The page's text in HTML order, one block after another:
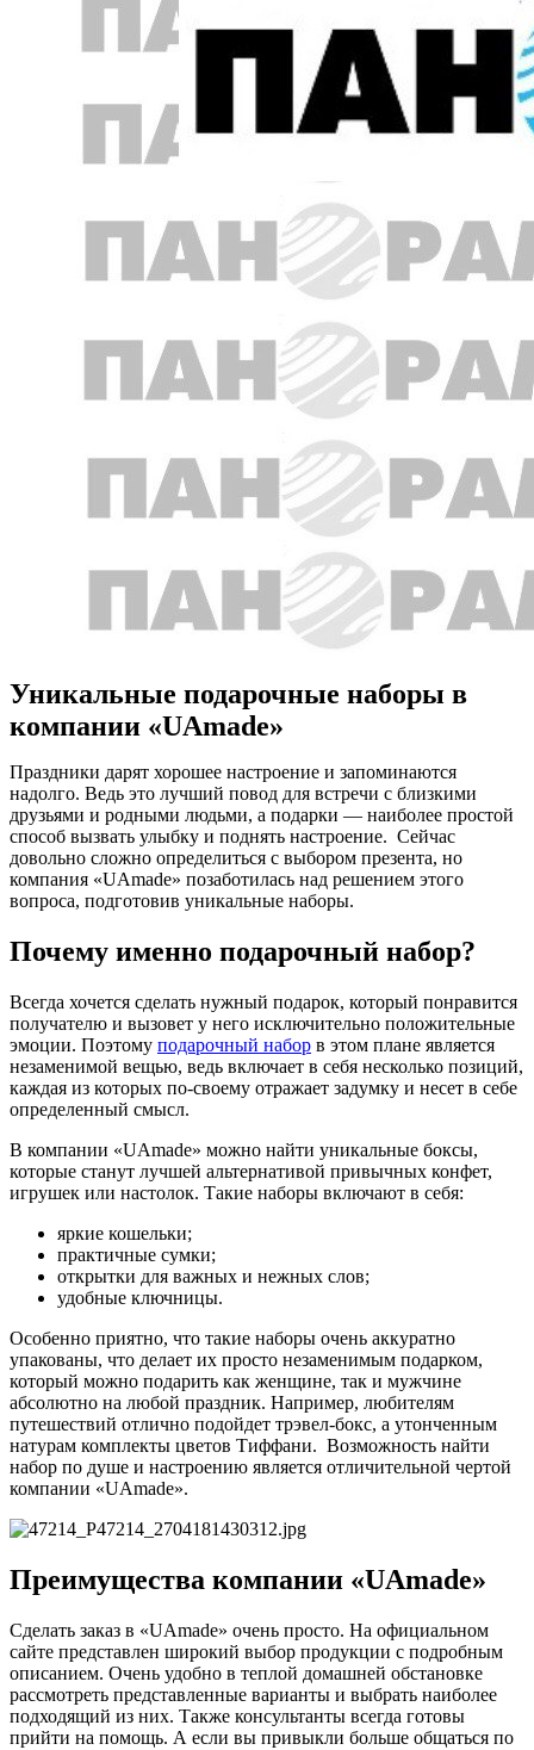
Уникальные подарочные наборы в
компании «UAmade»
Праздники дарят хорошее настроение и запоминаются
надолго. Ведь это лучший повод для встречи с близкими
друзьями и родными людьми, а подарки — наиболее простой
способ вызвать улыбку и поднять настроение. Сейчас
довольно сложно определиться с выбором презента, но
компания «UAmade» позаботилась над решением этого
вопроса, подготовив уникальные наборы.
Почему именно подарочный набор?
Всегда хочется сделать нужный подарок, который понравится
получателю и вызовет у него исключительно положительные
эмоции. Поэтому подарочный набор в этом плане является
незаменимой вещью, ведь включает в себя несколько позиций,
каждая из которых по-своему отражает задумку и несет в себе
определенный смысл.
В компании «UAmade» можно найти уникальные боксы,
которые станут лучшей альтернативой привычных конфет,
игрушек или настолок. Такие наборы включают в себя:
яркие кошельки;
практичные сумки;
открытки для важных и нежных слов;
удобные ключницы.
Особенно приятно, что такие наборы очень аккуратно
упакованы, что делает их просто незаменимым подарком,
который можно подарить как женщине, так и мужчине
абсолютно на любой праздник. Например, любителям
путешествий отлично подойдет трэвел-бокс, а утонченным
натурам комплекты цветов Тиффани. Возможность найти
набор по душе и настроению является отличительной чертой
компании «UAmade».
Преимущества компании «UAmade»
Сделать заказ в «UAmade» очень просто. На официальном
сайте представлен широкий выбор продукции с подробным
описанием. Очень удобно в теплой домашней обстановке
рассмотреть представленные варианты и выбрать наиболее
подходящий из них. Также консультанты всегда готовы
прийти на помощь. А если вы привыкли больше общаться по